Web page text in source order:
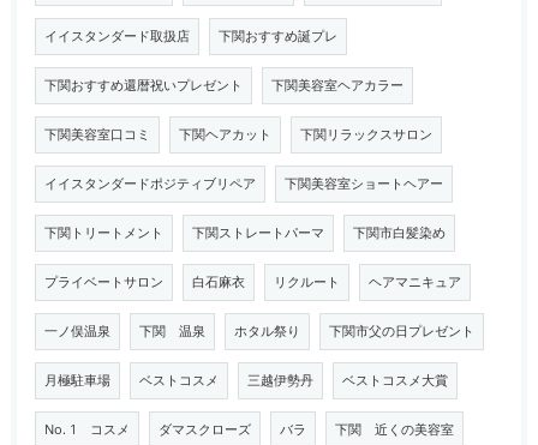
イイスタンダード取扱店 下関おすすめ誕プレ
下関おすすめ還暦祝いプレゼント 下関美容室ヘアカラー
下関美容室口コミ 下関ヘアカット 下関リラックスサロン
イイスタンダードポジティブリペア 下関美容室ショートヘアー
下関トリートメント 下関ストレートパーマ 下関市白髪染め
プライベートサロン 白石麻衣 リクルート ヘアマニキュア
一ノ俣温泉 下関 温泉 ホタル祭り 下関市父の日プレゼント
月極駐車場 ベストコスメ 三越伊勢丹 ベストコスメ大賞
No. 1 コスメ ダマスクローズ バラ 下関 近くの美容室